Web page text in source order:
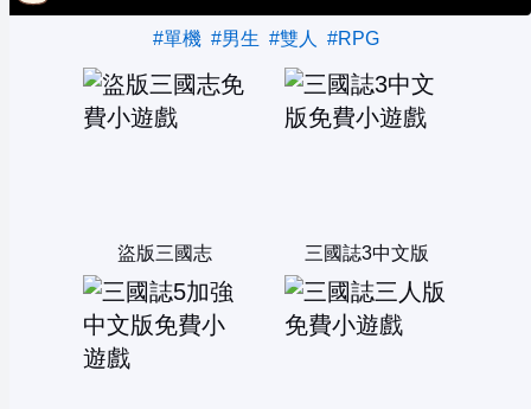
#單機 #男生 #雙人 #RPG
盜版三國志 三國誌3中文版